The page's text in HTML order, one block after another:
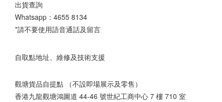
出貨查詢
Whatsapp： 4655 8134
*請不要使用語音通話及留言
自取點地址、維修及技術支援
觀塘貨品自提點 （不設即場展示及零售）
香港九龍觀塘鴻圖道 44-46 號世紀工商中心 7 樓 710 室